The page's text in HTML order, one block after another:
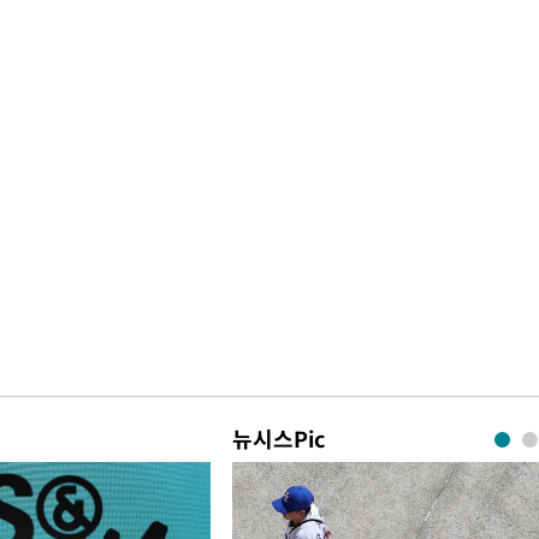
뉴시스Pic